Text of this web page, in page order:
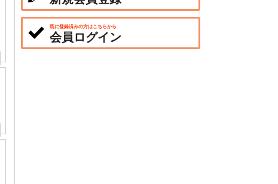
既に登録済みの方はこちらから
会員ログイン